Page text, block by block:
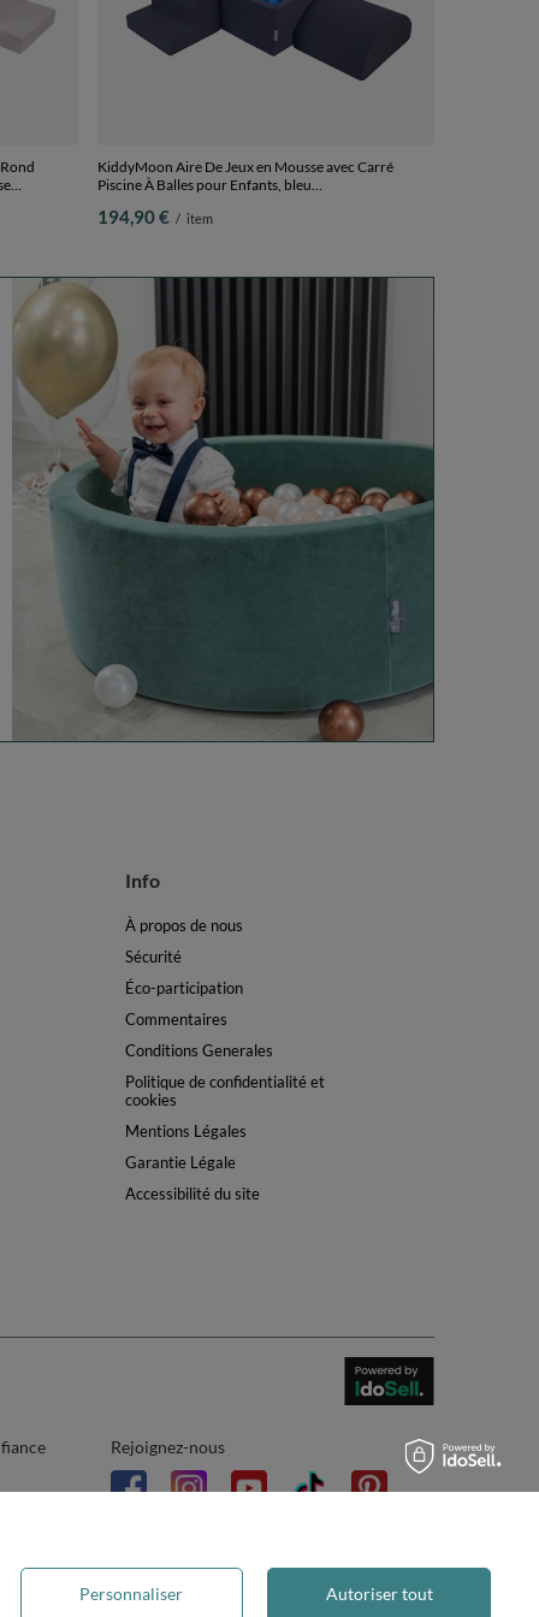
KiddyMoon Aire De Jeux en Mousse avec Carré
Piscine À Balles pour Enfants, bleu
Version 6
194,90 € / item
Info
À propos de nous
Sécurité
Éco-participation
Commentaires
Conditions Generales
Politique de confidentialité et
cookies
Mentions Légales
Garantie Légale
Accessibilité du site
Rejoignez-nous
Personnaliser Autoriser tout